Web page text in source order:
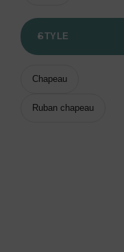
STYLE
Chapeau
Ruban chapeau